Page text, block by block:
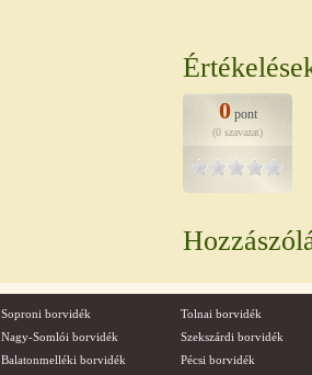
0pont
(0 szavazat)
Soproni borvidék
Nagy-Somlói borvidék
Balatonmelléki borvidék
Tolnai borvidék
Szekszárdi borvidék
Pécsi borvidék